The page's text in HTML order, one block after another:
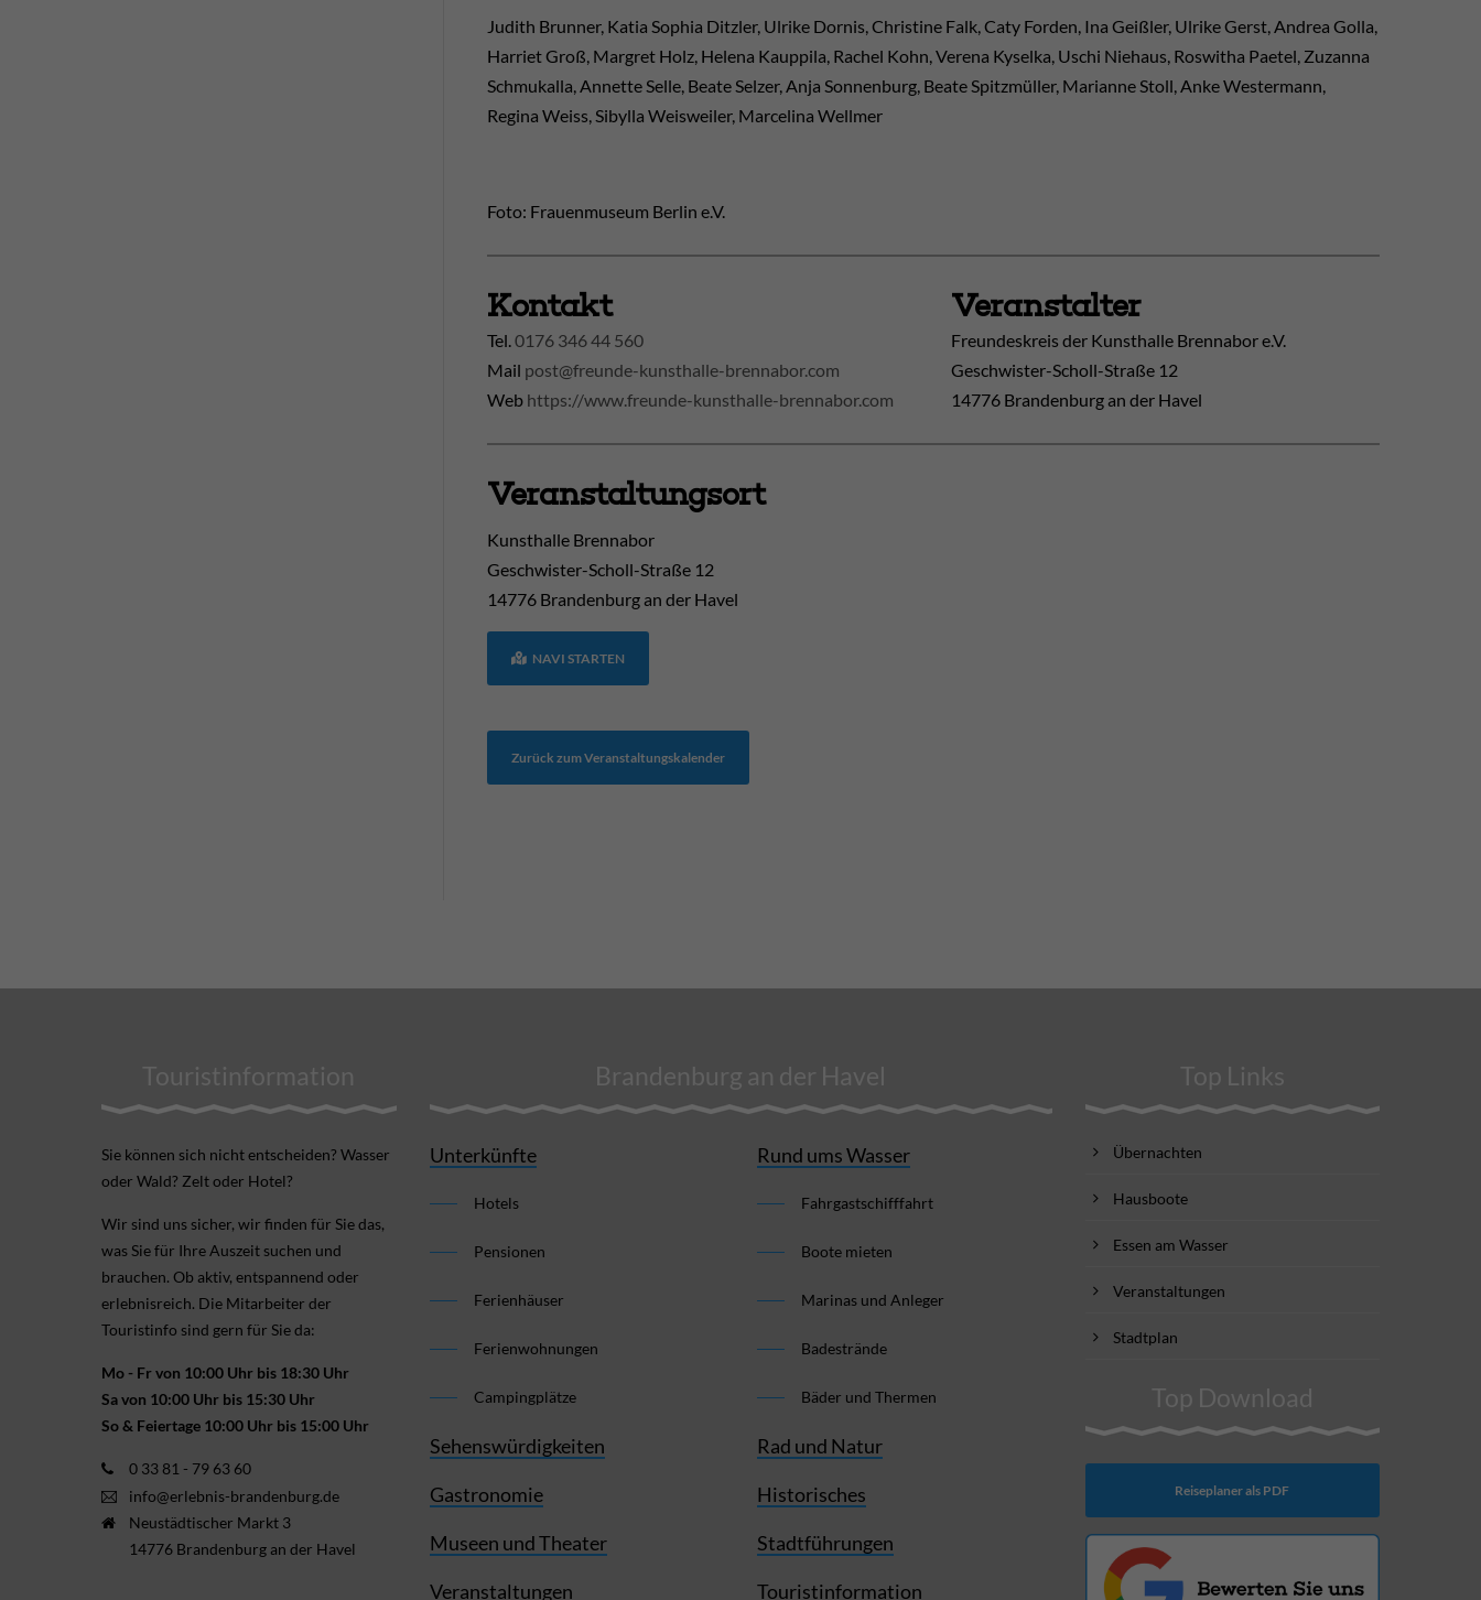
Judith Brunner, Katia Sophia Ditzler, Ulrike Dornis, Christine Falk, Caty Forden, Ina Geißler, Ulrike Gerst, Andrea Golla,
Harriet Groß, Margret Holz, Helena Kauppila, Rachel Kohn, Verena Kyselka, Uschi Niehaus, Roswitha Paetel, Zuzanna
Schmukalla, Annette Selle, Beate Selzer, Anja Sonnenburg, Beate Spitzmüller, Marianne Stoll, Anke Westermann,
Regina Weiss, Sibylla Weisweiler, Marcelina Wellmer
Foto: Frauenmuseum Berlin e.V.
Kontakt
Tel. 0176 346 44 560
Mail post@freunde-kunsthalle-brennabor.com
Web https://www.freunde-kunsthalle-brennabor.com
Veranstalter
Freundeskreis der Kunsthalle Brennabor e.V.
Geschwister-Scholl-Straße 12
14776 Brandenburg an der Havel
Veranstaltungsort
Kunsthalle Brennabor
Geschwister-Scholl-Straße 12
14776 Brandenburg an der Havel
NAVI STARTEN
Zurück zum Veranstaltungskalender
Touristinformation
Sie können sich nicht ent­scheiden? Wasser
oder Wald? Zelt oder Hotel?
Wir sind uns sicher, wir finden für Sie das,
was Sie für Ihre Aus­zeit suchen und
brauchen. Ob aktiv, ent­spannend oder
erlebnis­reich. Die Mitarbeiter der
Touristinfo sind gern für Sie da:
Mo - Fr von 10:00 Uhr bis 18:30 Uhr
Sa von 10:00 Uhr bis 15:30 Uhr
So & Feiertage 10:00 Uhr bis 15:00 Uhr
0 33 81 - 79 63 60
info@erlebnis-brandenburg.de
Neustädtischer Markt 3
14776 Brandenburg an der Havel
Brandenburg an der Havel
Unterkünfte
Hotels
Pensionen
Ferienhäuser
Ferienwohnungen
Campingplätze
Sehenswürdigkeiten
Gastronomie
Museen und Theater
Veranstaltungen
Rund ums Wasser
Fahrgastschifffahrt
Boote mieten
Marinas und Anleger
Badestrände
Bäder und Thermen
Rad und Natur
Historisches
Stadtführungen
Touristinformation
Top Links
Übernachten
Hausboote
Essen am Wasser
Veranstaltungen
Stadtplan
Top Download
Reiseplaner als PDF